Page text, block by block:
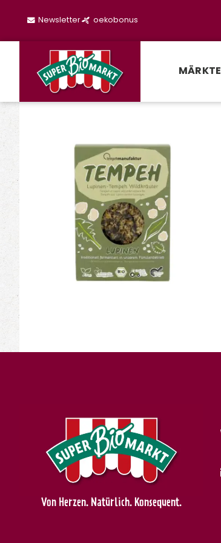
Newsletter oekobonus
MÄRKTE
Von Herzen. Natürlich. Konsequent.